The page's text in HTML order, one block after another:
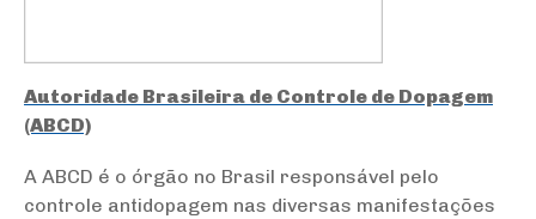
Autoridade Brasileira de Controle de Dopagem
(ABCD)
A ABCD é o órgão no Brasil responsável pelo
controle antidopagem nas diversas manifestações